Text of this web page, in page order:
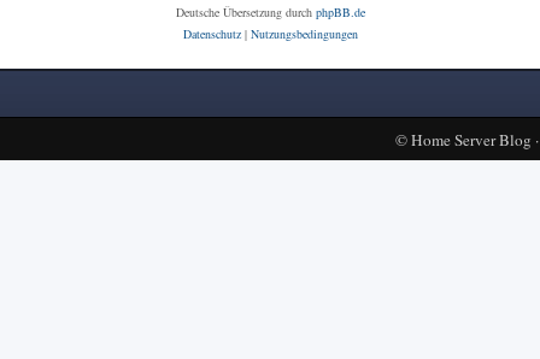
Deutsche Übersetzung durch phpBB.de
Datenschutz| Nutzungsbedingungen
©Home Server Blog